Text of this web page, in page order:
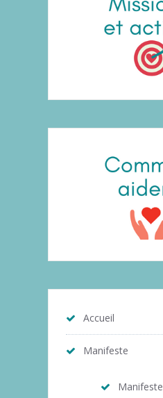
Accueil
Manifeste
Manifeste